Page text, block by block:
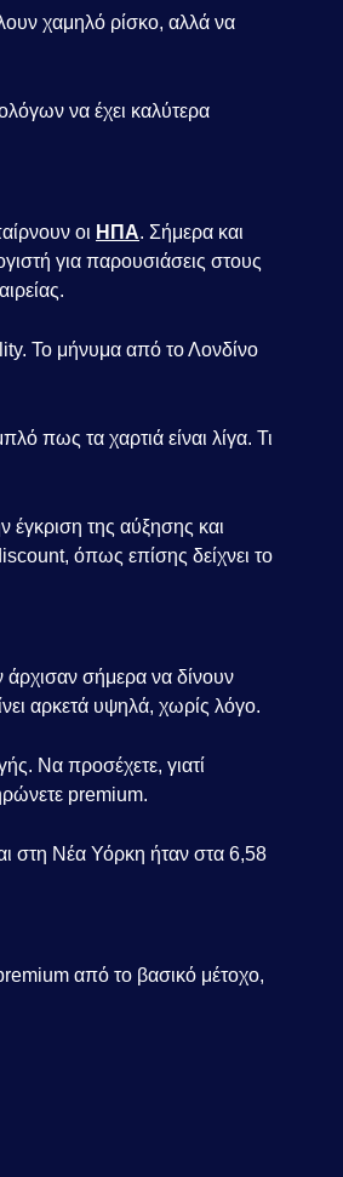
χαμηλό ρίσκο, αλλά να
να έχει καλύτερα
οι ΗΠΑ. Σήμερα και
για παρουσιάσεις στους
Το μήνυμα από το Λονδίνο
πως τα χαρτιά είναι λίγα. Τι
έγκριση της αύξησης και
όπως επίσης δείχνει το
άρχισαν σήμερα να δίνουν
αρκετά υψηλά, χωρίς λόγο.
Να προσέχετε, γιατί
premium.
στη Νέα Υόρκη ήταν στα 6,58
από το βασικό μέτοχο,